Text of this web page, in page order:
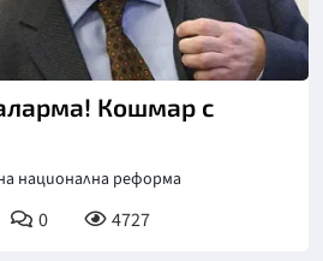
Кошмар с
национална реформа
0 4727